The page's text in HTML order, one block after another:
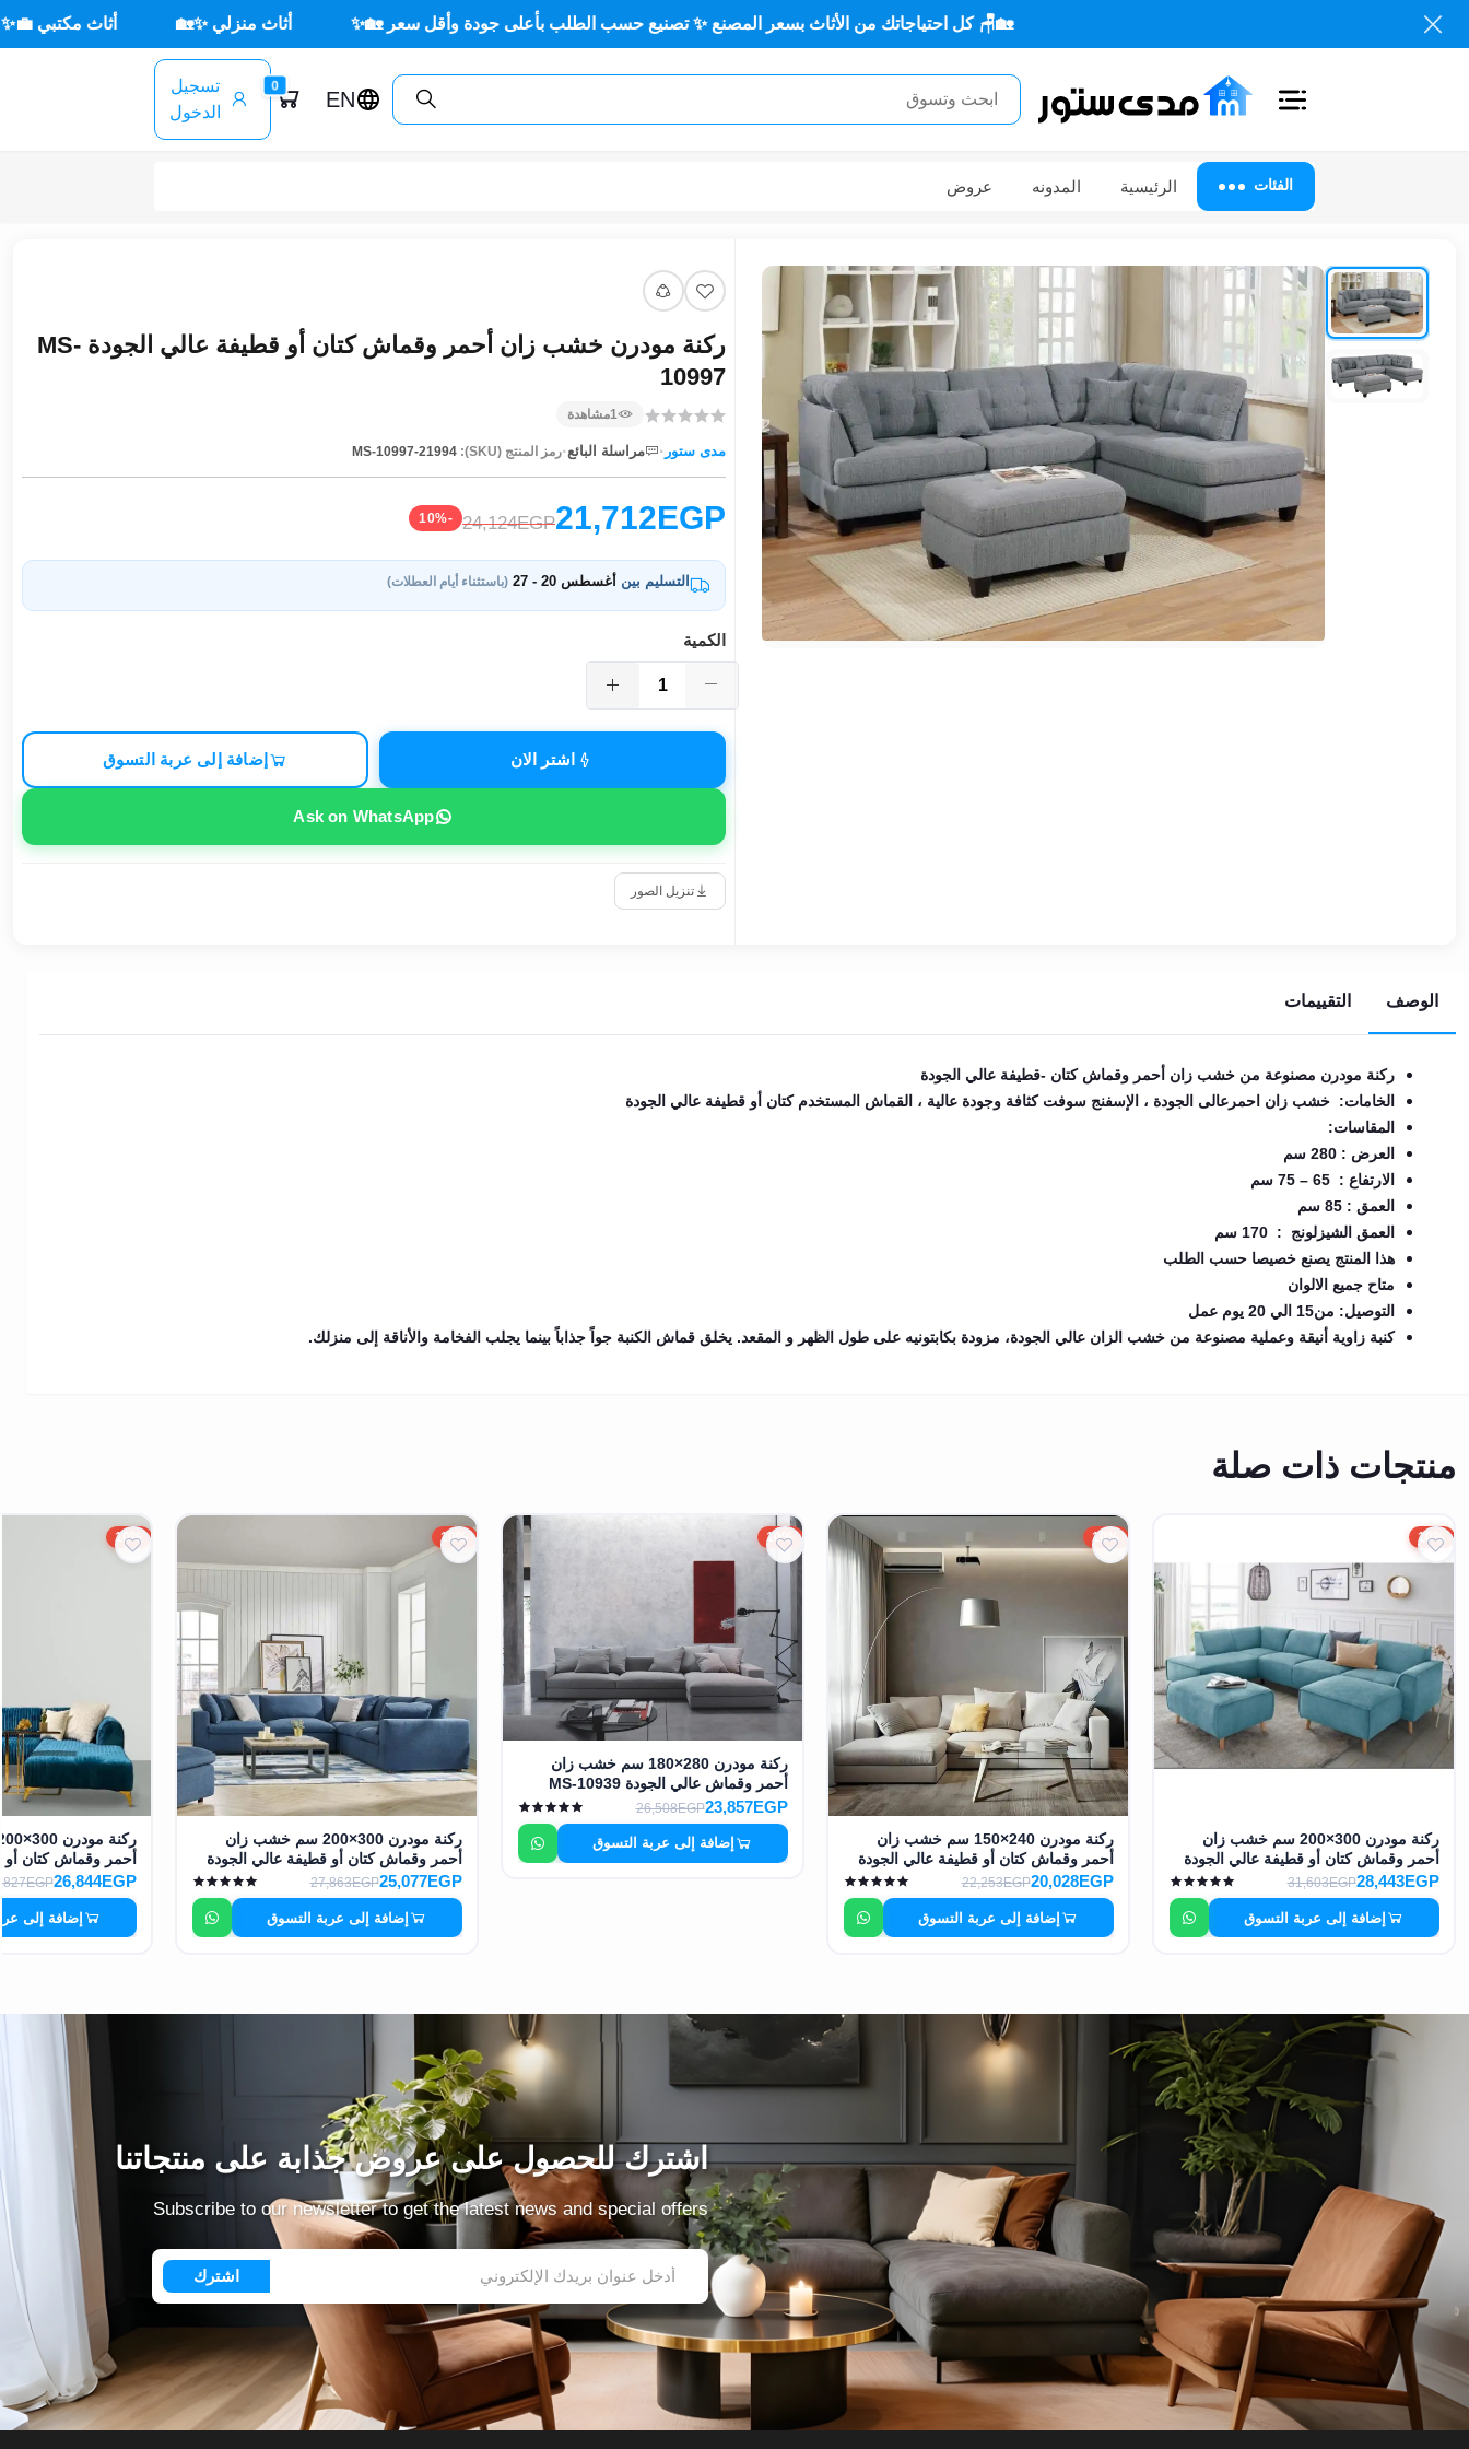
🏡🪑 كل احتياجاتك من الأثاث بسعر المصنع ✨ تصنيع حسب الطلب بأعلى جودة وأقل سعر 🏡✨ أثاث منزلي ✨🏡 أثاث مكتبي 💼✨ 🌳
EN
0
تسجيل
الدخول
أثاث
مكتبي
أثاث
منزلي
EN
تسجيل
الدخول
اشترك
الآن
الفئات الرئيسية المدونه عروض
ركنة مودرن خشب زان أحمر وقماش كتان أو قطيفة عالي الجودة MS-
10997
1مشاهدة
مدى ستور · مراسلة البائع·رمز المنتج (SKU): MS-10997-21994
21,712EGP
24,124EGP
-10%
التسليم بين أغسطس 20 - 27 (باستثناء أيام العطلات)
الكمية
اشتر الان إضافة إلى عربة التسوق
Ask on WhatsApp
تنزيل الصور
الوصف التقييمات
ركنة مودرن مصنوعة من خشب زان أحمر وقماش كتان -قطيفة عالي الجودة
الخامات: خشب زان احمرعالى الجودة ، الإسفنج سوفت كثافة وجودة عالية ، القماش المستخدم كتان أو قطيفة عالي الجودة
المقاسات:
العرض : 280 سم
الارتفاع : 65 – 75 سم
العمق : 85 سم
العمق الشيزلونج : 170 سم
هذا المنتج يصنع خصيصا حسب الطلب
متاح جميع الالوان
التوصيل: من15 الي 20 يوم عمل
كنبة زاوية أنيقة وعملية مصنوعة من خشب الزان عالي الجودة، مزودة بكابتونيه على طول الظهر و المقعد. يخلق قماش الكنبة جواً جذاباً بينما يجلب الفخامة والأناقة إلى منزلك.
منتجات ذات صلة
10%
ركنة مودرن 300×200 سم خشب زان
أحمر وقماش كتان أو قطيفة عالي الجودة
MS-10936
28,443EGP
31,603EGP
إضافة إلى عربة التسوق
10%
ركنة مودرن 240×150 سم خشب زان
أحمر وقماش كتان أو قطيفة عالي الجودة
MS-10938
20,028EGP
22,253EGP
إضافة إلى عربة التسوق
10%
ركنة مودرن 280×180 سم خشب زان
أحمر وقماش عالي الجودة MS-10939
23,857EGP
26,508EGP
إضافة إلى عربة التسوق
10%
ركنة مودرن 300×200 سم خشب زان
أحمر وقماش كتان أو قطيفة عالي الجودة
MS-10942
25,077EGP
27,863EGP
إضافة إلى عربة التسوق
10%
أحمر وقماش كتان أو
MS-10943
26,844EGP
إضافة إلى
اشترك للحصول على عروض جذابة على منتجاتنا
Subscribe to our newsletter to get the latest news and special offers
اشترك